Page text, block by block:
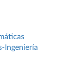
Ingeniería